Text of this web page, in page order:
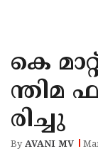
KANNUR
KASARAGOD
കെ
ന്തിമ
രിച്ചു
ByAVANI MV